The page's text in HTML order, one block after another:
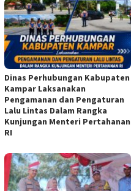
Dinas Perhubungan Kabupaten
Kampar Laksanakan
Pengamanan dan Pengaturan
Lalu Lintas Dalam Rangka
Kunjungan Menteri Pertahanan
RI